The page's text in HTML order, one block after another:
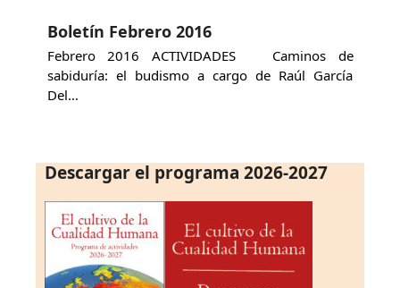
Boletín Febrero 2016
Febrero 2016 ACTIVIDADES Caminos de
sabiduría: el budismo a cargo de Raúl García
Del…
Descargar el programa 2026-2027